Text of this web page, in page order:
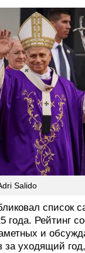
Salido
список
года. Рейтинг
и
за уходящий